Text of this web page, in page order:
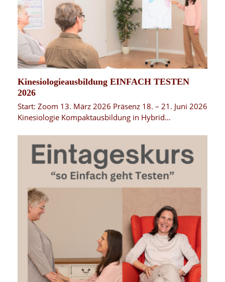
Kinesiologieausbildung EINFACH TESTEN
2026
Start: Zoom 13. März 2026 Präsenz 18. – 21. Juni 2026
Kinesiologie Kompaktausbildung in Hybrid…